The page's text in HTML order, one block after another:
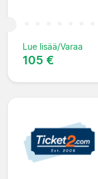
Lue lisää/Varaa
105 €